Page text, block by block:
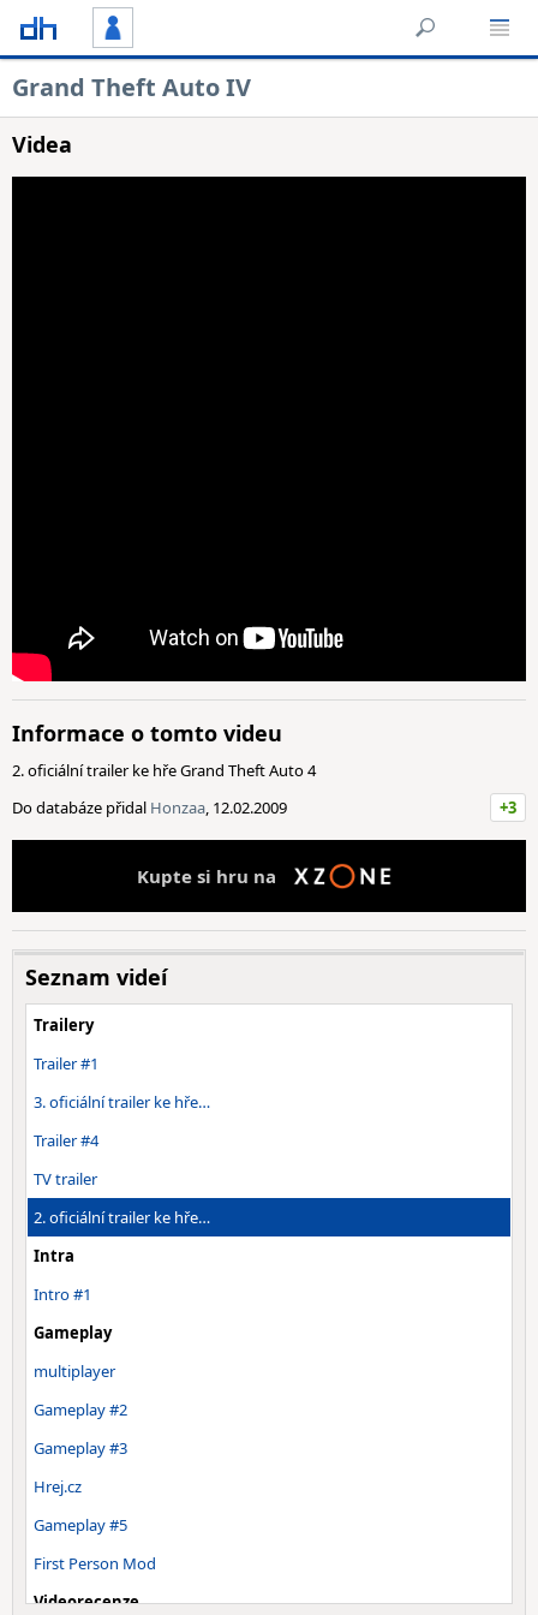
Grand Theft Auto IV
Videa
Informace o tomto videu
2. oficiální trailer ke hře Grand Theft Auto 4
Do databáze přidal Honzaa, 12.02.2009 +3
Kupte si hru na
Seznam videí
Trailery
Trailer #1
3. oficiální trailer ke hře…
Trailer #4
TV trailer
2. oficiální trailer ke hře…
Intra
Intro #1
Gameplay
multiplayer
Gameplay #2
Gameplay #3
Hrej.cz
Gameplay #5
First Person Mod
Videorecenze